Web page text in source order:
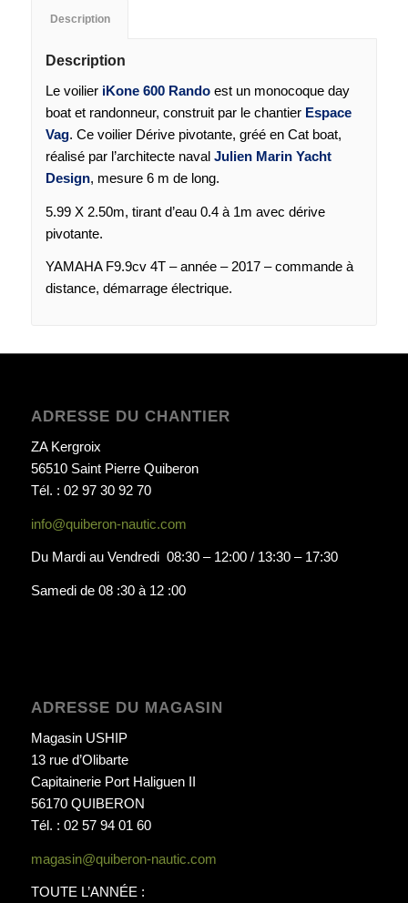
Description
Description
Le voilier iKone 600 Randoest un monocoque day
boat et randonneur, construit par le chantier Espace
Vag. Ce voilier Dérive pivotante, gréé en Cat boat,
réalisé par l’architecte naval Julien Marin Yacht
Design, mesure 6 m de long.
5.99 X 2.50m, tirant d’eau 0.4 à 1m avec dérive
pivotante.
YAMAHA F9.9cv 4T – année – 2017 – commande à
distance, démarrage électrique.
ADRESSE DU CHANTIER
ZA Kergroix
56510 Saint Pierre Quiberon
Tél. : 02 97 30 92 70
info@quiberon-nautic.com
Du Mardi au Vendredi 08:30 – 12:00 / 13:30 – 17:30
Samedi de 08 :30 à 12 :00
ADRESSE DU MAGASIN
Magasin USHIP
13 rue d’Olibarte
Capitainerie Port Haliguen II
56170 QUIBERON
Tél. : 02 57 94 01 60
magasin@quiberon-nautic.com
TOUTE L’ANNÉE :